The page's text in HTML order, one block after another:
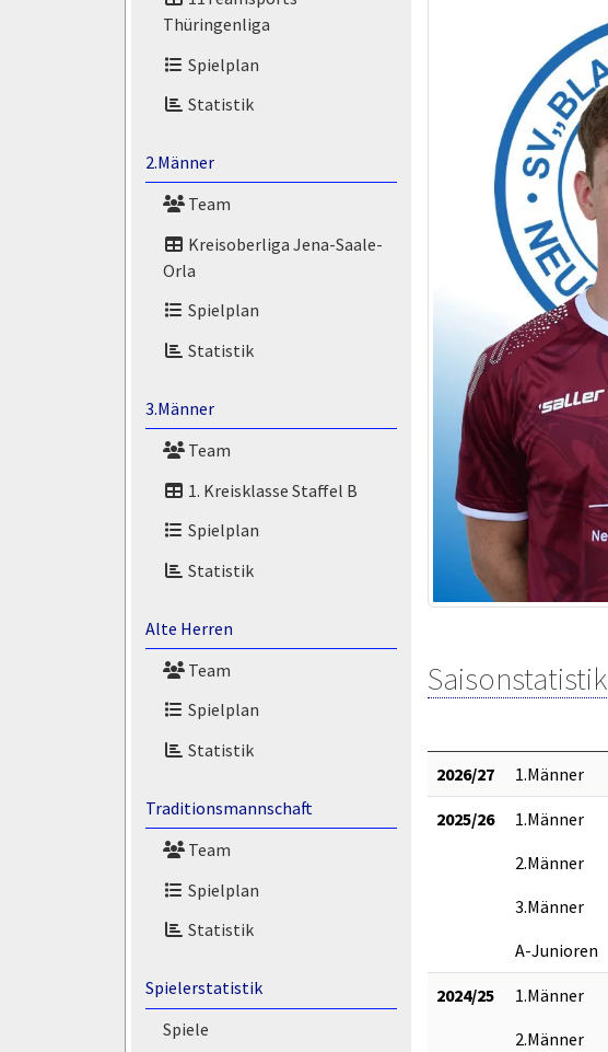
Thüringenliga
Spielplan
Statistik
2.Männer
Team
Kreisoberliga Jena-Saale-
Orla
Spielplan
Statistik
3.Männer
Team
1. Kreisklasse Staffel B
Spielplan
Statistik
Alte Herren
Team
Spielplan
Statistik
Traditionsmannschaft
Team
Spielplan
Statistik
Spielerstatistik
Spiele
Saisonstatistik
2026/27 1.Männer
2025/26 1.Männer
2.Männer
3.Männer
A-Junioren
2024/25 1.Männer
2.Männer